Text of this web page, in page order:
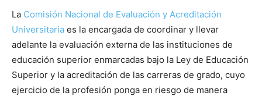
La Comisión Nacional de Evaluación y Acreditación
Universitaria es la encargada de coordinar y llevar
adelante la evaluación externa de las instituciones de
educación superior enmarcadas bajo la Ley de Educación
Superior y la acreditación de las carreras de grado, cuyo
ejercicio de la profesión ponga en riesgo de manera